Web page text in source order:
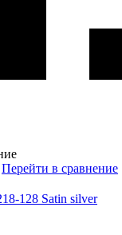
Перейти в сравнение
128 Satin silver